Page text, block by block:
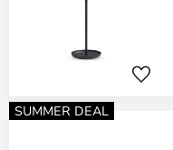
SUMMER DEAL